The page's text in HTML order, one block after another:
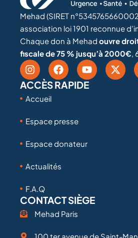
Mehad (SIRET
association loi 1901 reconnue
Chaque don à Mehad ouvre
fiscale de 75 % jusqu’à 2000€
ACCÈS RAPIDE
Accueil
Espace presse
Espace donateur
Actualités
F.A.Q
CONTACT SIÈGE
Mehad Paris
100 ter avenue de Saint-